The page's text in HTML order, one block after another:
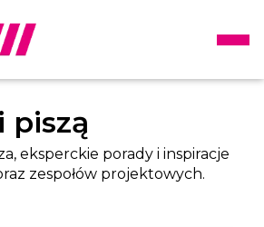
piszą
eksperckie porady i inspiracje
zespołów projektowych.